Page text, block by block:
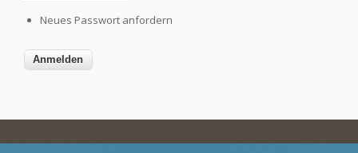
Neues Passwort anfordern